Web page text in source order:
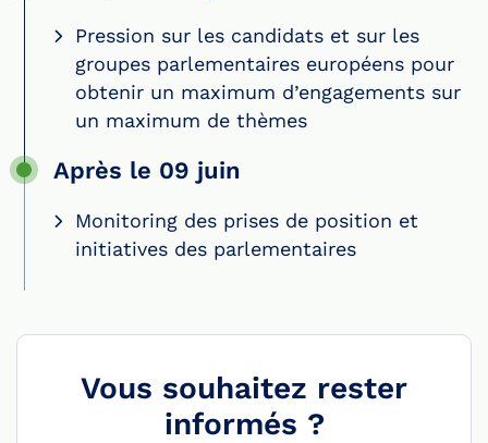
Pression sur les candidats et sur les
groupes parlementaires européens pour
obtenir un maximum d’engagements sur
un maximum de thèmes
Après le 09 juin
Monitoring des prises de position et
initiatives des parlementaires
Vous souhaitez rester
informés ?